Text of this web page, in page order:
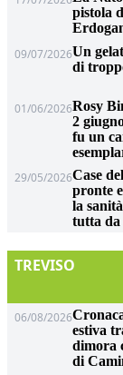
pistola
09/07/2026Un
di
01/06/2026Rosy
2
fu un
29/05/2026Case
pronte
la
tutta
TREVISO
06/08/2026
estiva
dimora
di